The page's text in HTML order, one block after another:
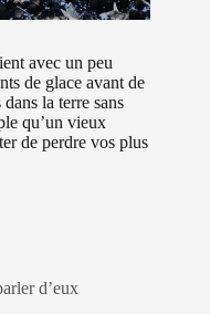
avec un peu
de glace avant de
la terre sans
qu’un vieux
de perdre vos plus
d’eux